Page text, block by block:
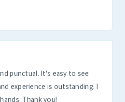
punctual. It's easy to see
experience is outstanding. I
Thank you!